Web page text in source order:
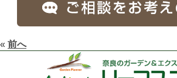
« 前へ